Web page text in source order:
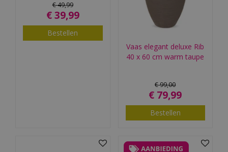
€49,99
€ 39,99
Bestellen
Vaas elegant deluxe Rib
40 x 60 cm warm taupe
€99,00
€ 79,99
Bestellen